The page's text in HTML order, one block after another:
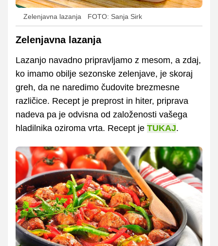
Zelenjavna lazanja FOTO: Sanja Sirk
Zelenjavna lazanja
Lazanjo navadno pripravljamo z mesom, a zdaj,
ko imamo obilje sezonske zelenjave, je skoraj
greh, da ne naredimo čudovite brezmesne
različice. Recept je preprost in hiter, priprava
nadeva pa je odvisna od založenosti vašega
hladilnika oziroma vrta. Recept je TUKAJ.